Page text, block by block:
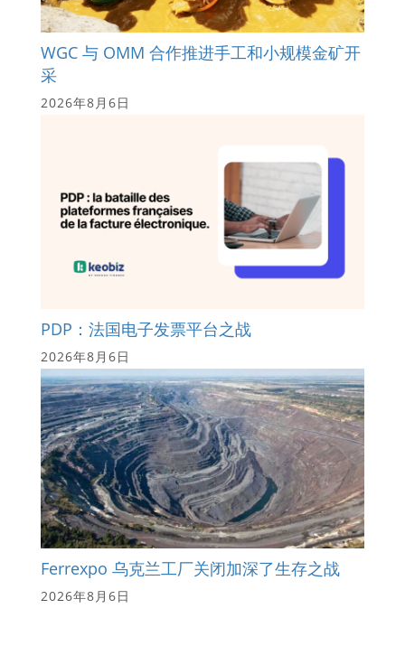
WGC 与 OMM 合作推进手工和小规模金矿开
采
2026年8月6日
PDP：法国电子发票平台之战
2026年8月6日
Ferrexpo 乌克兰工厂关闭加深了生存之战
2026年8月6日